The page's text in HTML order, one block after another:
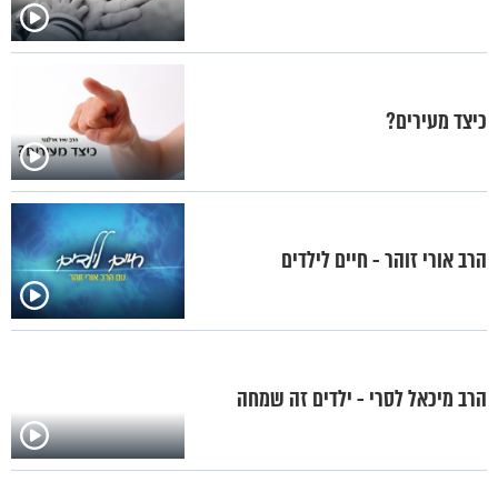
כיצד מעירים?
הרב אורי זוהר - חיים לילדים
הרב מיכאל לסרי - ילדים זה שמחה